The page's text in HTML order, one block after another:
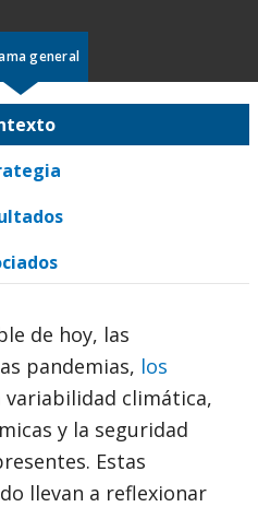
general
de hoy, las
pandemias, los
variabilidad climática,
y la seguridad
Estas
llevan a reflexionar